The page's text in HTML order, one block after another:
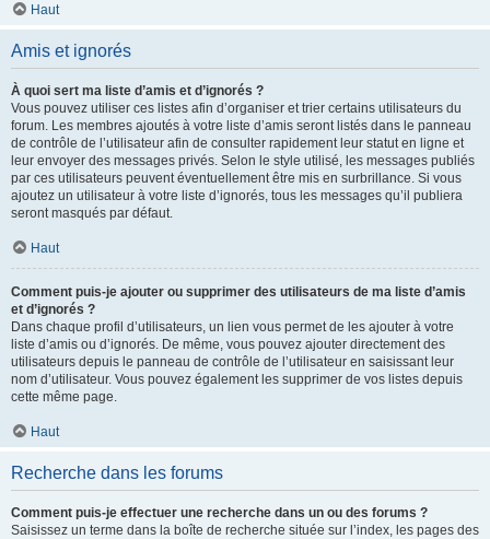
Haut
Amis et ignorés
À quoi sert ma liste d’amis et d’ignorés ?
Vous pouvez utiliser ces listes afin d’organiser et trier certains utilisateurs du
forum. Les membres ajoutés à votre liste d’amis seront listés dans le panneau
de contrôle de l’utilisateur afin de consulter rapidement leur statut en ligne et
leur envoyer des messages privés. Selon le style utilisé, les messages publiés
par ces utilisateurs peuvent éventuellement être mis en surbrillance. Si vous
ajoutez un utilisateur à votre liste d’ignorés, tous les messages qu’il publiera
seront masqués par défaut.
Haut
Comment puis-je ajouter ou supprimer des utilisateurs de ma liste d’amis
et d’ignorés ?
Dans chaque profil d’utilisateurs, un lien vous permet de les ajouter à votre
liste d’amis ou d’ignorés. De même, vous pouvez ajouter directement des
utilisateurs depuis le panneau de contrôle de l’utilisateur en saisissant leur
nom d’utilisateur. Vous pouvez également les supprimer de vos listes depuis
cette même page.
Haut
Recherche dans les forums
Comment puis-je effectuer une recherche dans un ou des forums ?
Saisissez un terme dans la boîte de recherche située sur l’index, les pages des